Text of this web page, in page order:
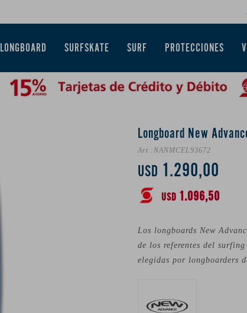
LONGBOARD SURFSKATE SURF PROTECCIONES
Longboard New
NANMCEL93672
USD 1.290,00
USD 1.096,50
Los longboards New
de los referentes del
elegidas por longboarders